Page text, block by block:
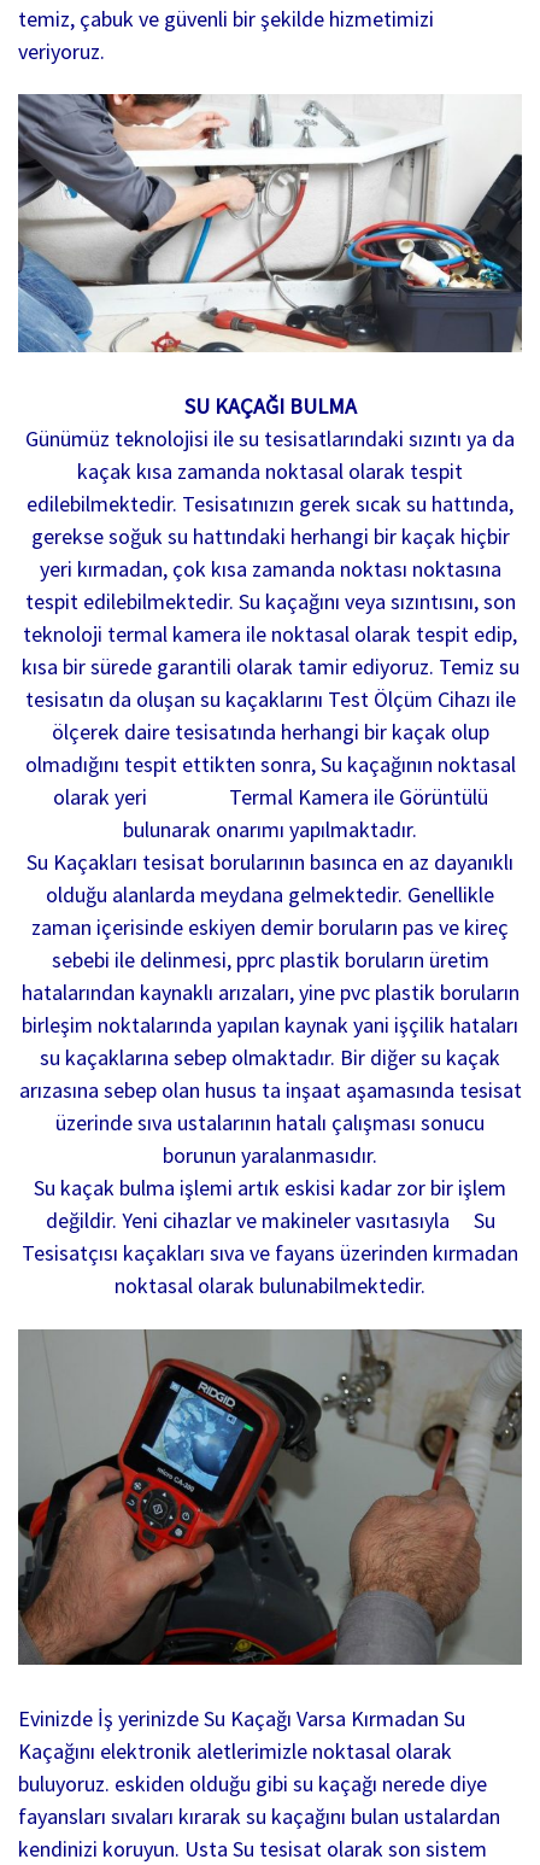
temiz, çabuk ve güvenli bir şekilde hizmetimizi
veriyoruz.
SU KAÇAĞI BULMA
Günümüz teknolojisi ile su tesisatlarındaki sızıntı ya da
kaçak kısa zamanda noktasal olarak tespit
edilebilmektedir. Tesisatınızın gerek sıcak su hattında,
gerekse soğuk su hattındaki herhangi bir kaçak hiçbir
yeri kırmadan, çok kısa zamanda noktası noktasına
tespit edilebilmektedir. Su kaçağını veya sızıntısını, son
teknoloji termal kamera ile noktasal olarak tespit edip,
kısa bir sürede garantili olarak tamir ediyoruz. Temiz su
tesisatın da oluşan su kaçaklarını Test Ölçüm Cihazı ile
ölçerek daire tesisatında herhangi bir kaçak olup
olmadığını tespit ettikten sonra, Su kaçağının noktasal
olarak yeri Termal Kamera ile Görüntülü
bulunarak onarımı yapılmaktadır.
Su Kaçakları tesisat borularının basınca en az dayanıklı
olduğu alanlarda meydana gelmektedir. Genellikle
zaman içerisinde eskiyen demir boruların pas ve kireç
sebebi ile delinmesi, pprc plastik boruların üretim
hatalarından kaynaklı arızaları, yine pvc plastik boruların
birleşim noktalarında yapılan kaynak yani işçilik hataları
su kaçaklarına sebep olmaktadır. Bir diğer su kaçak
arızasına sebep olan husus ta inşaat aşamasında tesisat
üzerinde sıva ustalarının hatalı çalışması sonucu
borunun yaralanmasıdır.
Su kaçak bulma işlemi artık eskisi kadar zor bir işlem
değildir. Yeni cihazlar ve makineler vasıtasıyla Su
Tesisatçısı kaçakları sıva ve fayans üzerinden kırmadan
noktasal olarak bulunabilmektedir.
Evinizde İş yerinizde Su Kaçağı Varsa Kırmadan Su
Kaçağını elektronik aletlerimizle noktasal olarak
buluyoruz. eskiden olduğu gibi su kaçağı nerede diye
fayansları sıvaları kırarak su kaçağını bulan ustalardan
kendinizi koruyun. Usta Su tesisat olarak son sistem